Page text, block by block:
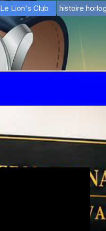
▼
Le Lion's Club ▼
histoire